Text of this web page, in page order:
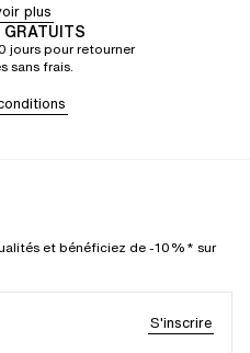
plus
jours pour retourner
sans frais.
et bénéficiez de -10%* sur
S'inscrire